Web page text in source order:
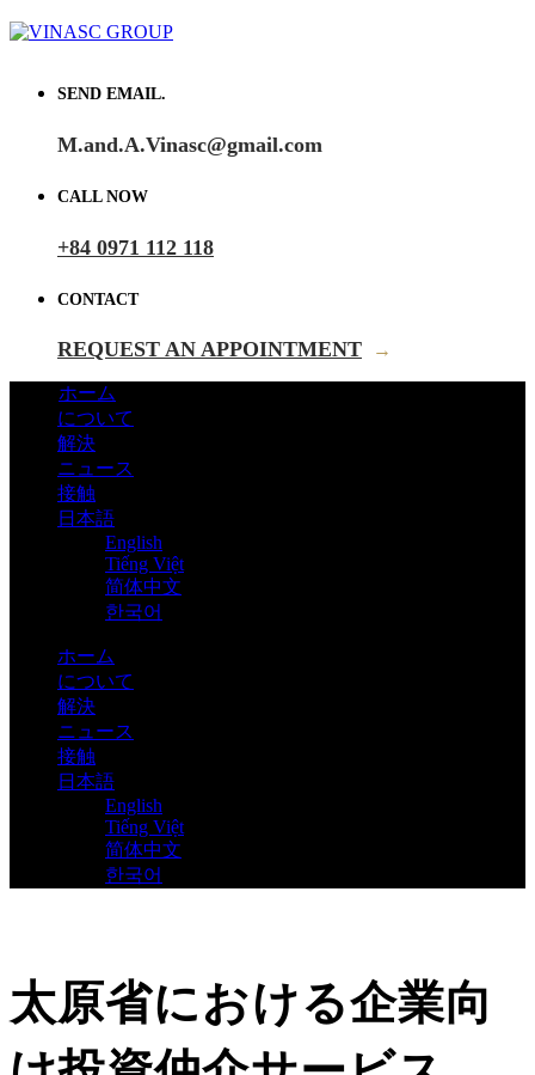
SEND EMAIL.
M.and.A.Vinasc@gmail.com
CALL NOW
+84 0971 112 118
CONTACT
REQUEST AN APPOINTMENT →
ホーム
について
解決
ニュース
接触
日本語
English
Tiếng Việt
简体中文
한국어
ホーム
について
解決
ニュース
接触
日本語
English
Tiếng Việt
简体中文
한국어
太原省における企業向